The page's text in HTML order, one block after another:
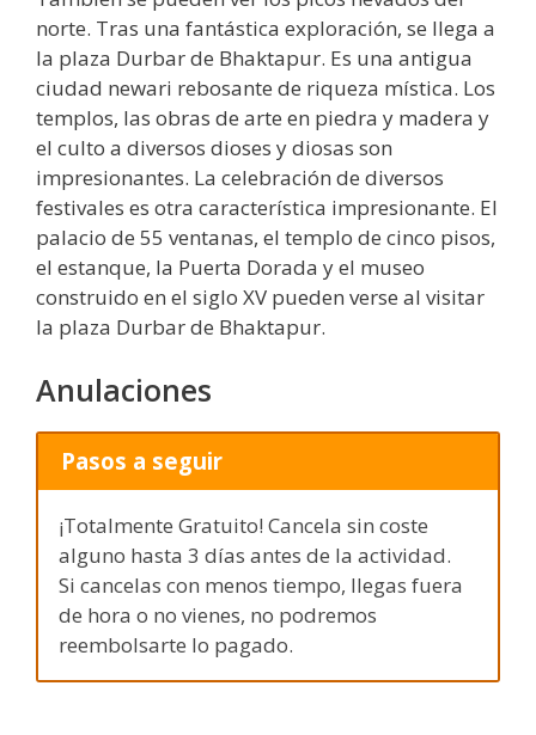
norte. Tras una fantástica exploración, se llega a
la plaza Durbar de Bhaktapur. Es una antigua
ciudad newari rebosante de riqueza mística. Los
templos, las obras de arte en piedra y madera y
el culto a diversos dioses y diosas son
impresionantes. La celebración de diversos
festivales es otra característica impresionante. El
palacio de 55 ventanas, el templo de cinco pisos,
el estanque, la Puerta Dorada y el museo
construido en el siglo XV pueden verse al visitar
la plaza Durbar de Bhaktapur.
Anulaciones
Pasos a seguir
¡Totalmente Gratuito! Cancela sin coste
alguno hasta 3 días antes de la actividad.
Si cancelas con menos tiempo, llegas fuera
de hora o no vienes, no podremos
reembolsarte lo pagado.